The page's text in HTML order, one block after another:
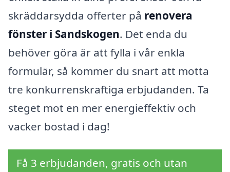
skräddarsydda offerter på renovera
fönster i Sandskogen. Det enda du
behöver göra är att fylla i vår enkla
formulär, så kommer du snart att motta
tre konkurrenskraftiga erbjudanden. Ta
steget mot en mer energieffektiv och
vacker bostad i dag!
Få 3 erbjudanden, gratis och utan